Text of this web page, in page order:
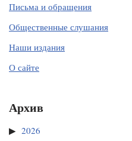
Письма и обращения
Общественные слушания
Наши издания
О сайте
Архив
2026